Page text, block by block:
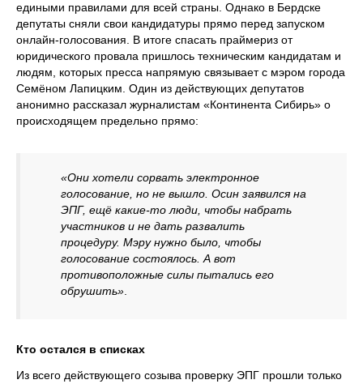
едиными правилами для всей страны. Однако в Бердске
депутаты сняли свои кандидатуры прямо перед запуском
онлайн-голосования. В итоге спасать праймериз от
юридического провала пришлось техническим кандидатам и
людям, которых пресса напрямую связывает с мэром города
Семёном Лапицким. Один из действующих депутатов
анонимно рассказал журналистам «Континента Сибирь» о
происходящем предельно прямо:
«Они хотели сорвать электронное
голосование, но не вышло. Осин заявился на
ЭПГ, ещё какие-то люди, чтобы набрать
участников и не дать развалить
процедуру. Мэру нужно было, чтобы
голосование состоялось. А вот
противоположные силы пытались его
обрушить».
Кто остался в списках
Из всего действующего созыва проверку ЭПГ прошли только